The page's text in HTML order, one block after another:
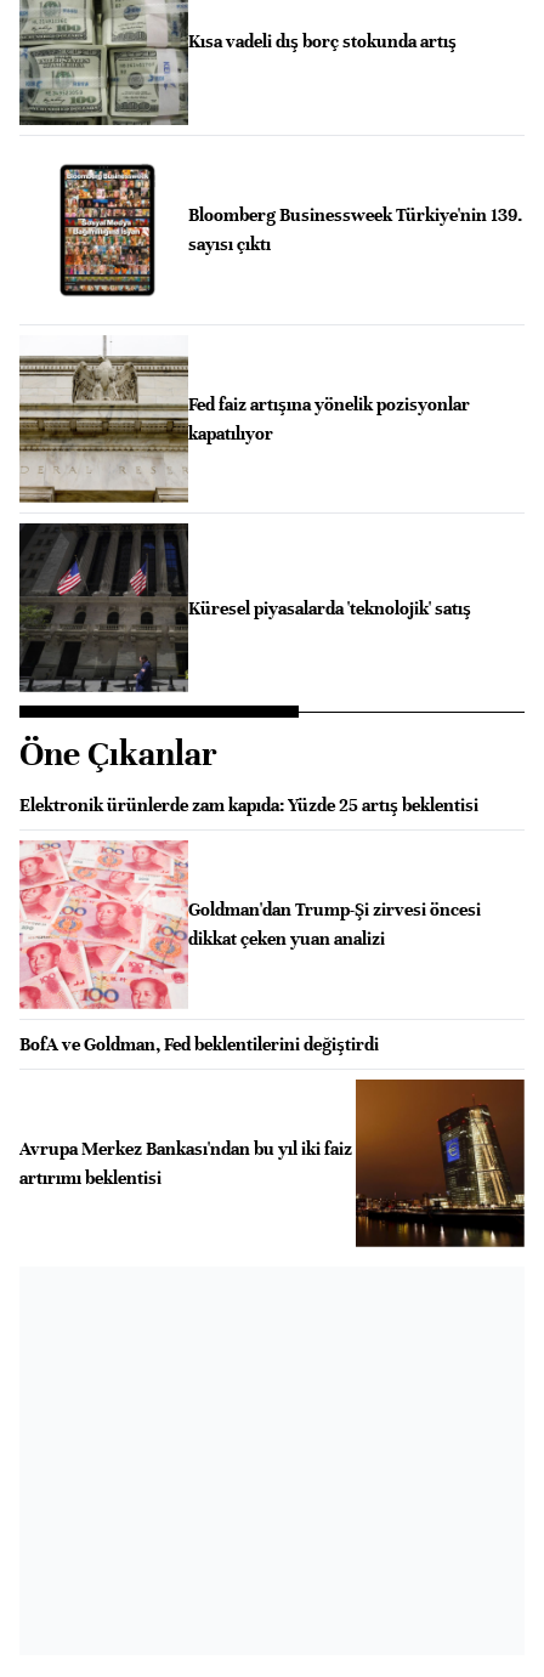
Kısa vadeli dış borç stokunda artış
Bloomberg Businessweek Türkiye'nin 139.
sayısı çıktı
Fed faiz artışına yönelik pozisyonlar
kapatılıyor
Küresel piyasalarda 'teknolojik' satış
Öne Çıkanlar
Elektronik ürünlerde zam kapıda: Yüzde 25 artış beklentisi
Goldman'dan Trump-Şi zirvesi öncesi
dikkat çeken yuan analizi
BofA ve Goldman, Fed beklentilerini değiştirdi
Avrupa Merkez Bankası'ndan bu yıl iki faiz
artırımı beklentisi